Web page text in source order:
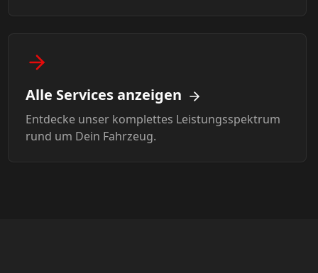
Alle Services anzeigen
Entdecke unser komplettes Leistungsspektrum
rund um Dein Fahrzeug.